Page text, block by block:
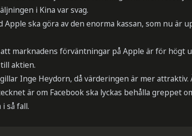
i Kina var svag.
Apple ska göra av den enorma kassan, som nu är
marknadens förväntningar på Apple är för högt
aktien.
Inge Heydorn, då värderingen är mer attraktiv.
är om Facebook ska lyckas behålla greppet
så fall.